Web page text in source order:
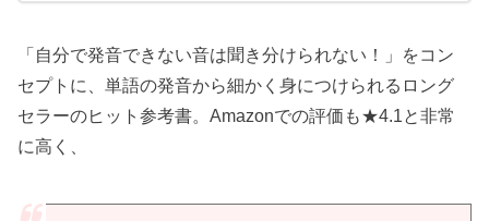
「自分で発音できない音は聞き分けられない！」をコン
セプトに、単語の発音から細かく身につけられるロング
セラーのヒット参考書。Amazonでの評価も★4.1と非常
に高く、